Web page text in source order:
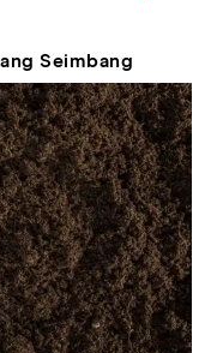
Seimbang